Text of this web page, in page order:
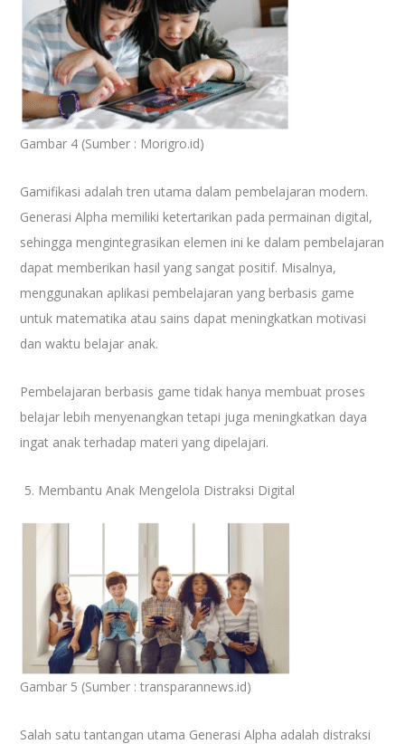
Gambar 4 (Sumber : Morigro.id)
Gamifikasi adalah tren utama dalam pembelajaran modern.
Generasi Alpha memiliki ketertarikan pada permainan digital,
sehingga mengintegrasikan elemen ini ke dalam pembelajaran
dapat memberikan hasil yang sangat positif. Misalnya,
menggunakan aplikasi pembelajaran yang berbasis game
untuk matematika atau sains dapat meningkatkan motivasi
dan waktu belajar anak.
Pembelajaran berbasis game tidak hanya membuat proses
belajar lebih menyenangkan tetapi juga meningkatkan daya
ingat anak terhadap materi yang dipelajari.
Membantu Anak Mengelola Distraksi Digital
Gambar 5 (Sumber : transparannews.id)
Salah satu tantangan utama Generasi Alpha adalah distraksi